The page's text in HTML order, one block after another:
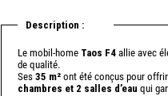
Description :
Le mobil-home Taos F4 allie avec
de qualité.
Ses 35 m² ont été conçus pour
chambres et 2 salles d’eau qui